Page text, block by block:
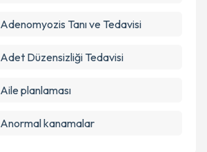
Tanı ve Tedavisi
Düzensizliği Tedavisi
planlaması
kanamalar